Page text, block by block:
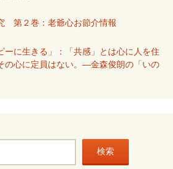
第２巻：老爺心お節介情報
ーに生きる」：「共感」とは心に人を住
の心に定員はない。―金森俊朗の「いの
検索